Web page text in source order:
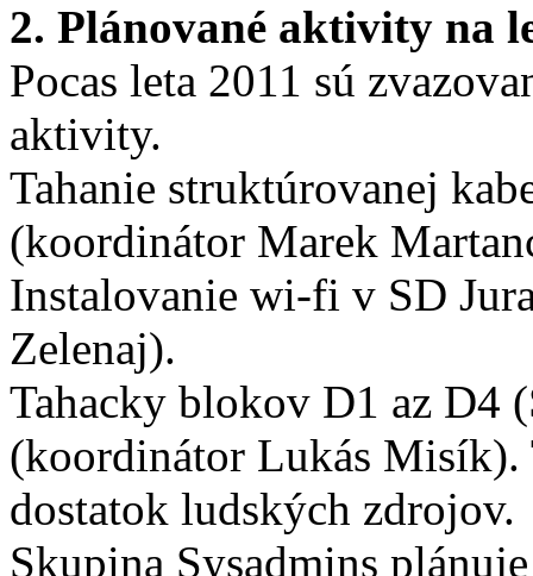
2. Plánované aktivity na
Pocas leta 2011 sú
aktivity.
Tahanie struktúrovanej
(koordinátor Marek
Instalovanie wi-fi v SD
Zelenaj).
Tahacky blokov D1 az D4
(koordinátor Lukás Misík).
dostatok ludských zdrojov.
Skupina Sysadmins